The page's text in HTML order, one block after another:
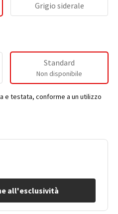
all'esclusività
Grigio siderale
Standard
Non disponibile
e testata, conforme a un utilizzo